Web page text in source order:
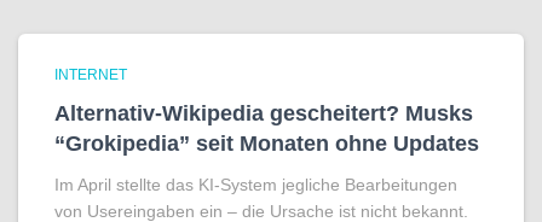
INTERNET
Alternativ-Wikipedia gescheitert? Musks
“Grokipedia” seit Monaten ohne Updates
Im April stellte das KI-System jegliche Bearbeitungen
von Usereingaben ein – die Ursache ist nicht bekannt.